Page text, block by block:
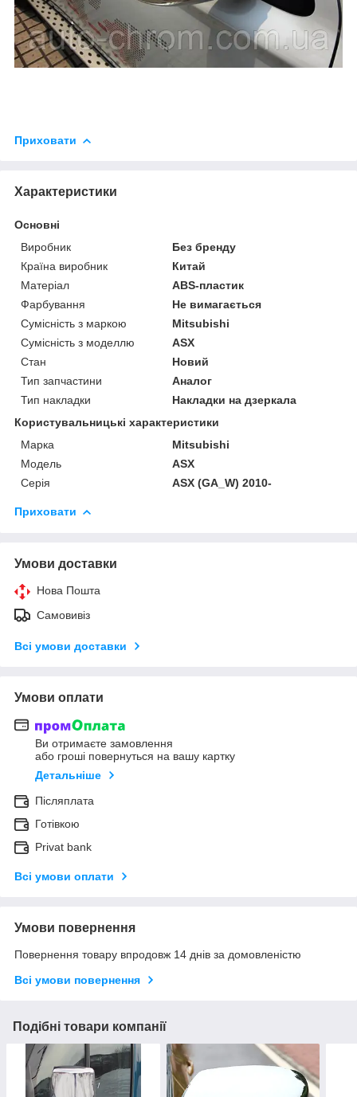
Приховати
Характеристики
Основні
Виробник
Без бренду
Країна виробник
Китай
Матеріал
ABS-пластик
Фарбування
Не вимагається
Сумісність з маркою
Mitsubishi
Сумісність з моделлю
ASX
Стан
Новий
Тип запчастини
Аналог
Тип накладки
Накладки на дзеркала
Користувальницькі характеристики
Марка
Mitsubishi
Модель
ASX
Серія
ASX (GA_W) 2010-
Приховати
Умови доставки
Нова Пошта
Самовивіз
Всі умови доставки
Умови оплати
Ви отримаєте замовлення
або гроші повернуться на вашу картку
Детальніше
Післяплата
Готівкою
Privat bank
Всі умови оплати
Умови повернення
Повернення товару впродовж 14 днів за домовленістю
Всі умови повернення
Подібні товари компанії